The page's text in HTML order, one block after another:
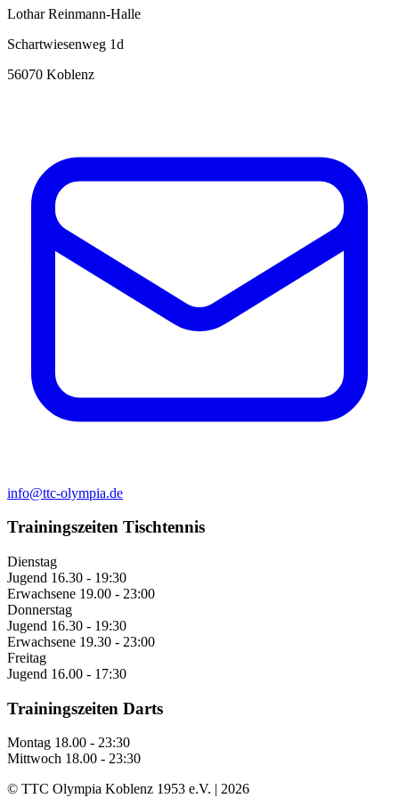
Lothar Reinmann-Halle
Schartwiesenweg 1d
56070 Koblenz
info@ttc-olympia.de
Trainingszeiten Tischtennis
Dienstag
Jugend 16.30 - 19:30
Erwachsene 19.00 - 23:00
Donnerstag
Jugend 16.30 - 19:30
Erwachsene 19.30 - 23:00
Freitag
Jugend 16.00 - 17:30
Trainingszeiten Darts
Montag 18.00 - 23:30
Mittwoch 18.00 - 23:30
© TTC Olympia Koblenz 1953 e.V. | 2026